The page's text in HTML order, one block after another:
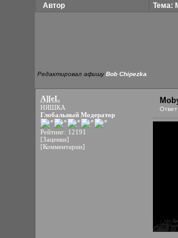
Автор Тема:
Редактировал афишуBob Chipezka
A][eL
НЯШКА
Глобальный Модератор
Рейтинг: 12191
[Заценки]
[Комментарии]